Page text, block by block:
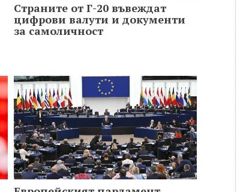
Страните от Г-20 въвеждат
цифрови валути и документи
за самоличност